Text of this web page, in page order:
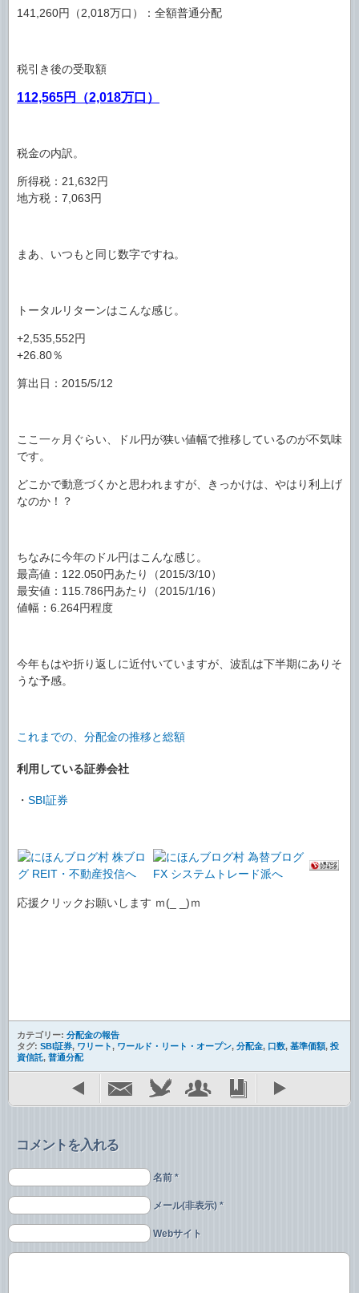
141,260円（2,018万口）：全額普通分配
税引き後の受取額
112,565円（2,018万口）
税金の内訳。
所得税：21,632円
地方税：7,063円
まあ、いつもと同じ数字ですね。
トータルリターンはこんな感じ。
+2,535,552円
+26.80％
算出日：2015/5/12
ここ一ヶ月ぐらい、ドル円が狭い値幅で推移しているのが不気味
です。
どこかで動意づくかと思われますが、きっかけは、やはり利上げ
なのか！？
ちなみに今年のドル円はこんな感じ。
最高値：122.050円あたり（2015/3/10）
最安値：115.786円あたり（2015/1/16）
値幅：6.264円程度
今年もはや折り返しに近付いていますが、波乱は下半期にありそ
うな予感。
これまでの、分配金の推移と総額
利用している証券会社
・ SBI証券
応援クリックお願いします ｍ(_ _)ｍ
カテゴリー: 分配金の報告
タグ: SBI証券, ワリート, ワールド・リート・オープン, 分配金, 口数, 基準価額, 投
資信託, 普通分配
コメントを入れる
名前 *
メール(非表示) *
Webサイト